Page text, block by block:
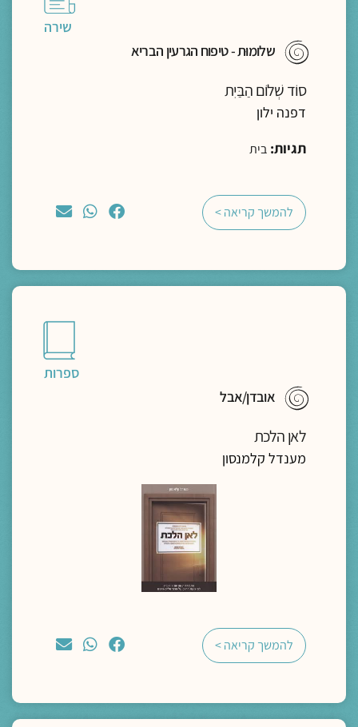
שירה
שלומוּת - טיפוח הגרעין הבריא
סוֹד שְׁלוֹם הַבַּיִת
דפנה ילון
תגיות: בית
להמשך קריאה >
ספרות
אובדן/אבל
לאן הלכת
מענדל קלמנסון
להמשך קריאה >